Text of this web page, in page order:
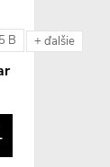
B + ďalšie